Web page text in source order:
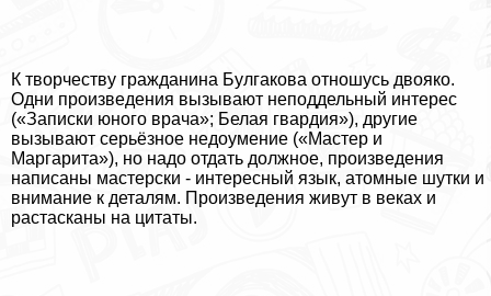
К творчеству гражданина Булгакова отношусь двояко.
Одни произведения вызывают неподдельный интерес
(«Записки юного врача»; Белая гвардия»), другие
вызывают серьёзное недоумение («Мастер и
Маргарита»), но надо отдать должное, произведения
написаны мастерски - интересный язык, атомные шутки и
внимание к деталям. Произведения живут в веках и
растасканы на цитаты.